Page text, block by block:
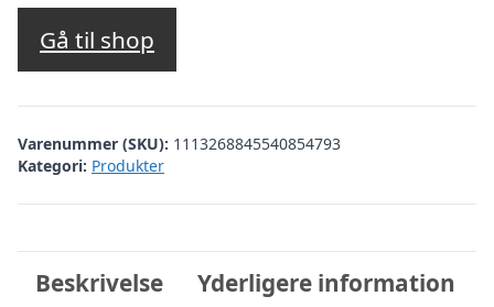
Gå til shop
Varenummer (SKU): 1113268845540854793
Kategori: Produkter
Beskrivelse Yderligere information